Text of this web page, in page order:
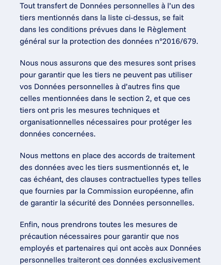
Tout transfert de Données personnelles à l’un des
tiers mentionnés dans la liste ci-dessus, se fait
dans les conditions prévues dans le Règlement
général sur la protection des données n°2016/679.
Nous nous assurons que des mesures sont prises
pour garantir que les tiers ne peuvent pas utiliser
vos Données personnelles à d’autres fins que
celles mentionnées dans le section 2, et que ces
tiers ont pris les mesures techniques et
organisationnelles nécessaires pour protéger les
données concernées.
Nous mettons en place des accords de traitement
des données avec les tiers susmentionnés et, le
cas échéant, des clauses contractuelles types telles
que fournies par la Commission européenne, afin
de garantir la sécurité des Données personnelles.
Enfin, nous prendrons toutes les mesures de
précaution nécessaires pour garantir que nos
employés et partenaires qui ont accès aux Données
personnelles traiteront ces données exclusivement